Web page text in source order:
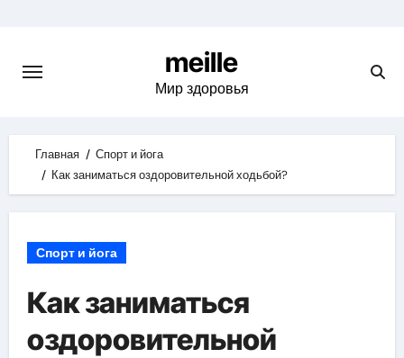
content
meille
Мир здоровья
Главная
Спорт и йога
Как заниматься оздоровительной ходьбой?
Спорт и йога
Как заниматься
оздоровительной